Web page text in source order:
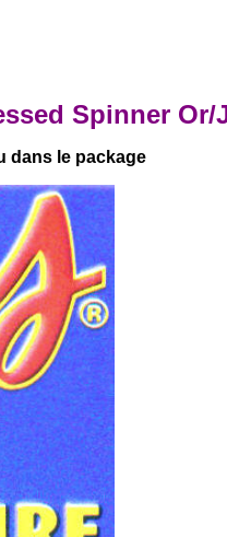
Spinner
dans le package